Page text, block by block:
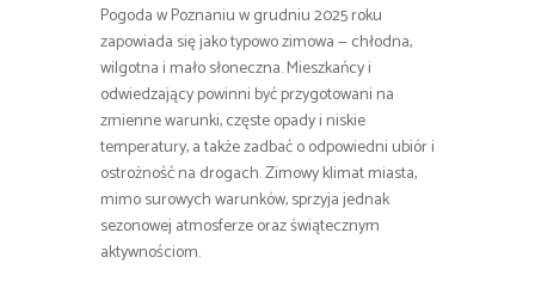
Pogoda w Poznaniu w grudniu 2025 roku
zapowiada się jako typowo zimowa — chłodna,
wilgotna i mało słoneczna. Mieszkańcy i
odwiedzający powinni być przygotowani na
zmienne warunki, częste opady i niskie
temperatury, a także zadbać o odpowiedni ubiór i
ostrożność na drogach. Zimowy klimat miasta,
mimo surowych warunków, sprzyja jednak
sezonowej atmosferze oraz świątecznym
aktywnościom.